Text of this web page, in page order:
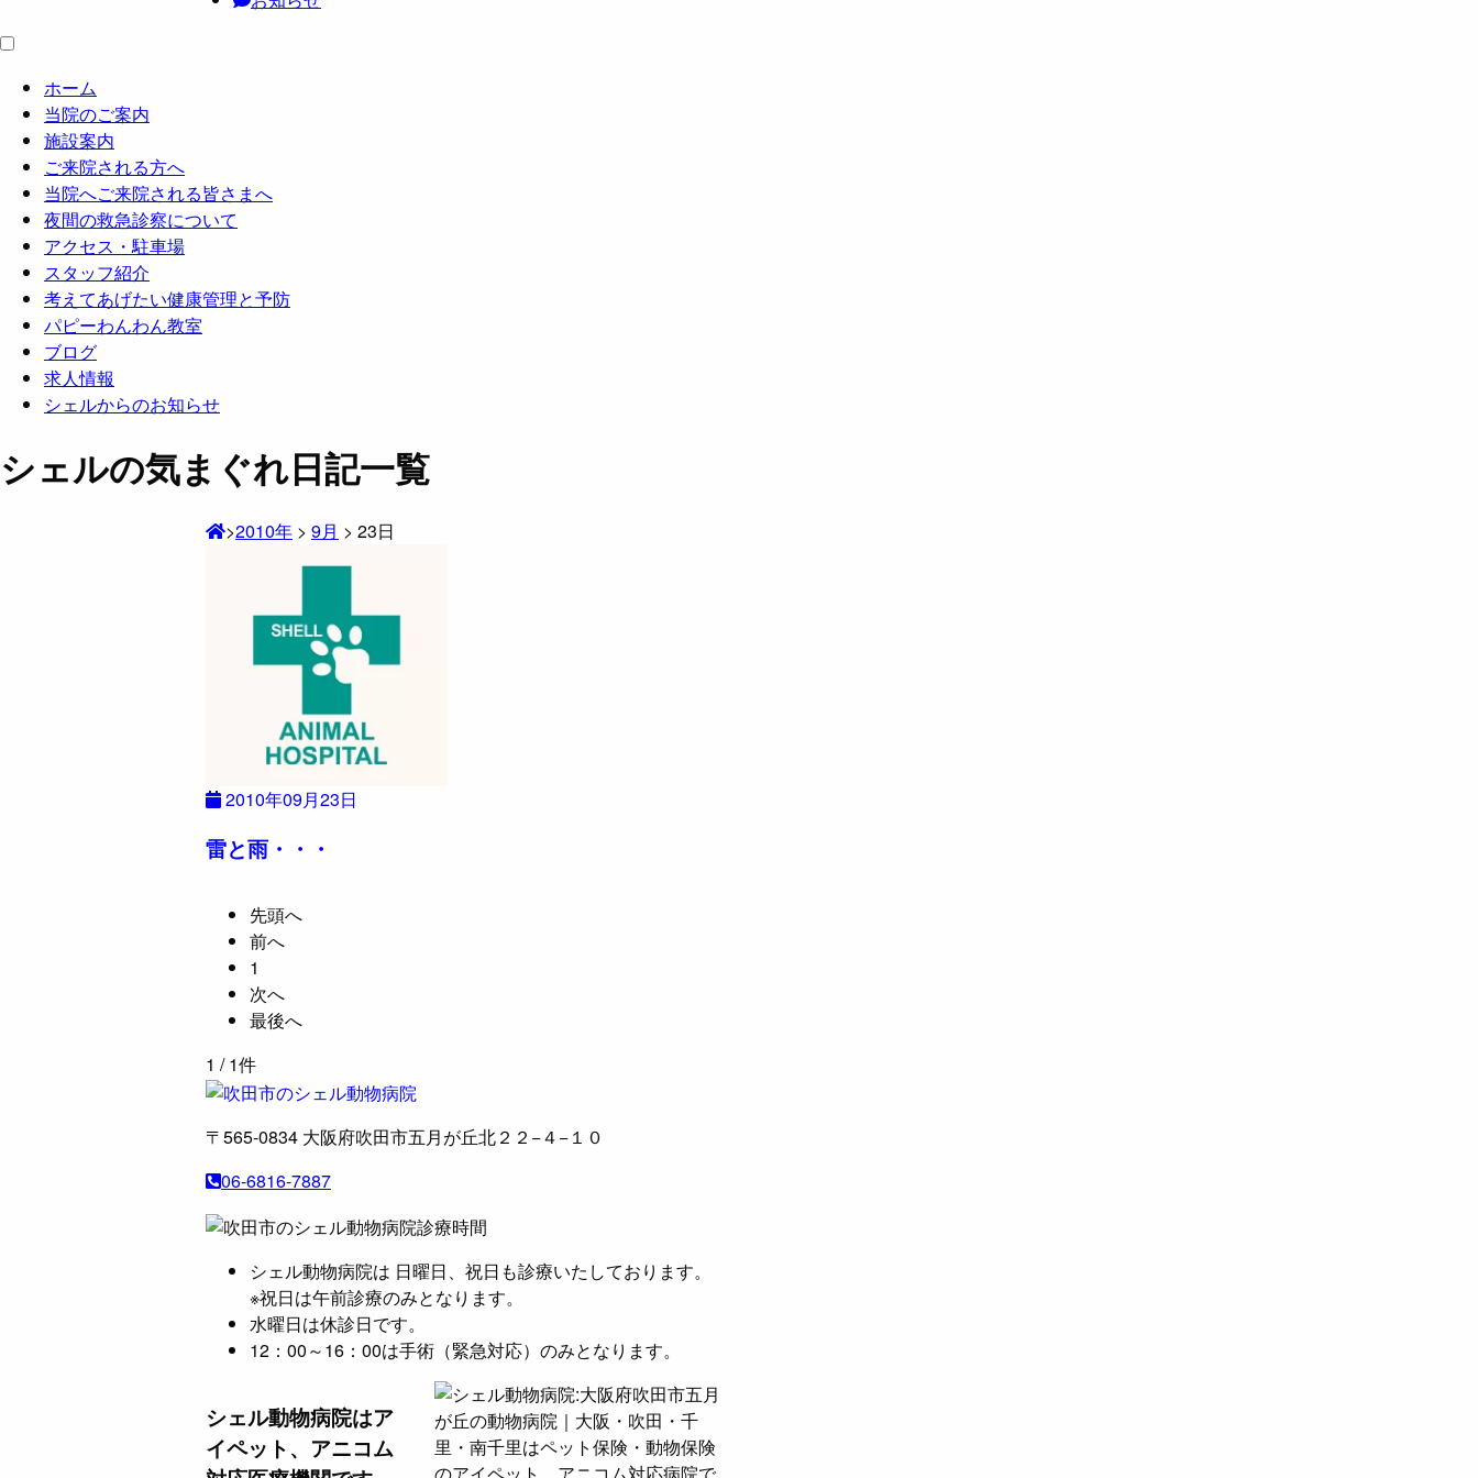
ホーム
当院のご案内
施設案内
ご来院される方へ
当院へご来院される皆さまへ
夜間の救急診察について
アクセス・駐車場
スタッフ紹介
考えてあげたい健康管理と予防
パピーわんわん教室
ブログ
求人情報
シェルからのお知らせ
シェルの気まぐれ日記一覧
>2010年 > 9月 > 23日
2010年09月23日
雷と雨・・・
先頭へ
前へ
1
次へ
最後へ
1 / 1件
〒565-0834 大阪府吹田市五月が丘北２２−４−１０
06-6816-7887
シェル動物病院は 日曜日、祝日も診療いたしております。
※祝日は午前診療のみとなります。
水曜日は休診日です。
12：00～16：00は手術（緊急対応）のみとなります。
シェル動物病院はア
イペット、アニコム